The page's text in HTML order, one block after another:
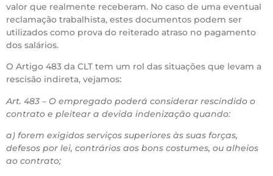
valor que realmente receberam. No caso de uma eventual
reclamação trabalhista, estes documentos podem ser
utilizados como prova do reiterado atraso no pagamento
dos salários.
O Artigo 483 da CLT tem um rol das situações que levam a
rescisão indireta, vejamos:
Art. 483 – O empregado poderá considerar rescindido o
contrato e pleitear a devida indenização quando:
a) forem exigidos serviços superiores às suas forças,
defesos por lei, contrários aos bons costumes, ou alheios
ao contrato;